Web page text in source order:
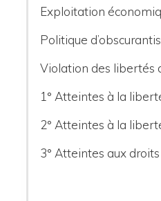
Exploitation
Politique
Violation des libertés
1° Atteintes à la
2° Atteintes à la
3° Atteintes aux